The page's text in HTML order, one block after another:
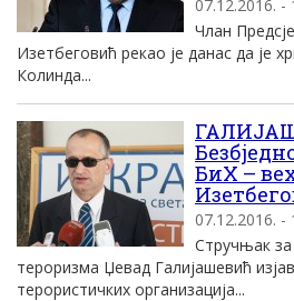
07.12.2016. -
Члан
Изетбеговић рекао је данас да је
Колинда...
БиХ –
07.12.2016. -
Стручњак
тероризма Џевад Галијашевић
терористичких организација...